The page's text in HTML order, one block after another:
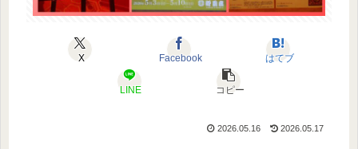
X Facebook はてブ
LINE コピー
2026.05.16 2026.05.17